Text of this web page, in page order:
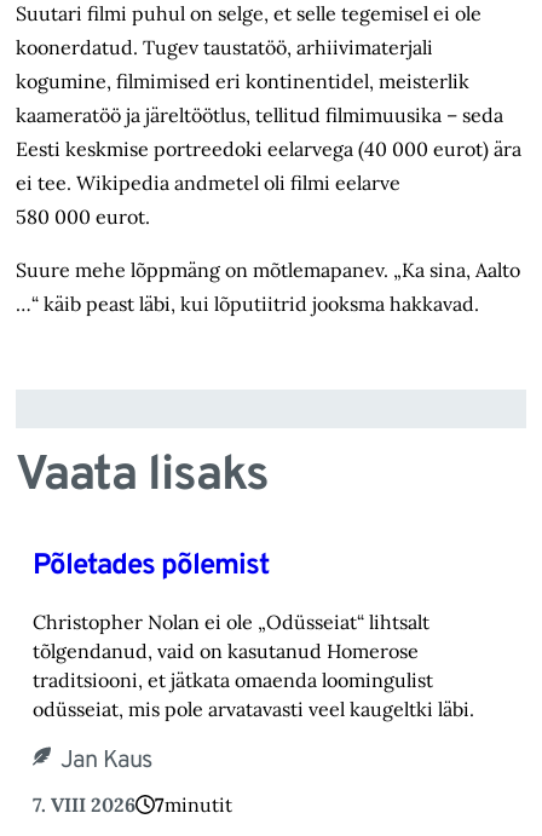
Suutari filmi puhul on selge, et selle tegemisel ei ole
koonerdatud. Tugev taustatöö, arhiivimaterjali
kogumine, filmimised eri kontinentidel, meisterlik
kaameratöö ja järeltöötlus, tellitud filmimuusika – seda
Eesti keskmise portreedoki eelarvega (40 000 eurot) ära
ei tee. Wikipedia andmetel oli filmi eelarve
580 000 eurot.
Suure mehe lõppmäng on mõtlemapanev. „Ka sina, Aalto
…“ käib peast läbi, kui lõputiitrid jooksma hakkavad.
Vaata lisaks
Põletades põlemist
Christopher Nolan ei ole „Odüsseiat“ lihtsalt
tõlgendanud, vaid on kasutanud Homerose
tra‎ditsiooni, et jätkata omaenda loomingulist
odüsseiat, mis pole arvatavasti veel kaugeltki läbi.‎
Jan Kaus
7. VIII 2026 7minutit